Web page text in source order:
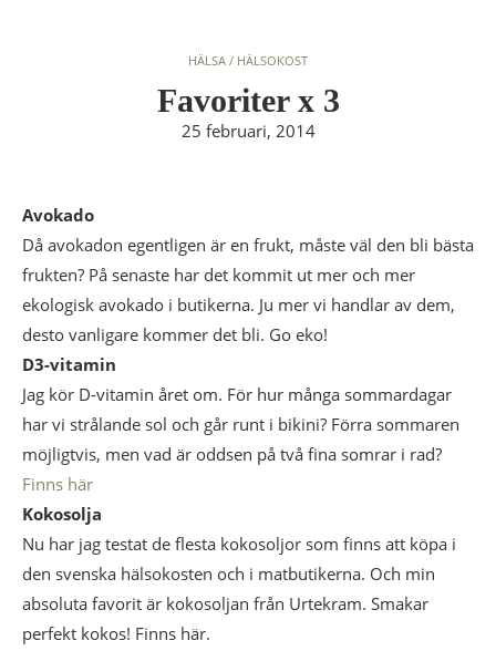
HÄLSA / HÄLSOKOST
Favoriter x 3
25 februari, 2014
Avokado
Då avokadon egentligen är en frukt, måste väl den bli bästa
frukten? På senaste har det kommit ut mer och mer
ekologisk avokado i butikerna. Ju mer vi handlar av dem,
desto vanligare kommer det bli. Go eko!
D3-vitamin
Jag kör D-vitamin året om. För hur många sommardagar
har vi strålande sol och går runt i bikini? Förra sommaren
möjligtvis, men vad är oddsen på två fina somrar i rad?
Finns här
Kokosolja
Nu har jag testat de flesta kokosoljor som finns att köpa i
den svenska hälsokosten och i matbutikerna. Och min
absoluta favorit är kokosoljan från Urtekram. Smakar
perfekt kokos! Finns här.